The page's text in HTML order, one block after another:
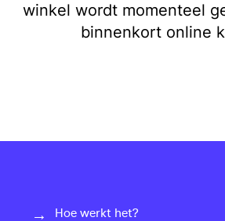
winkel wordt momenteel
binnenkort online
Hoe werkt het?